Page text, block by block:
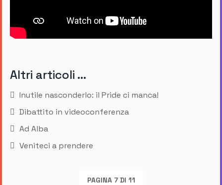
Altri articoli …
Inutile nasconderlo: il Pride ci manca!
Dibattito in videoconferenza
Ad Alba
Veniteci a prendere
PAGINA 7 DI 11